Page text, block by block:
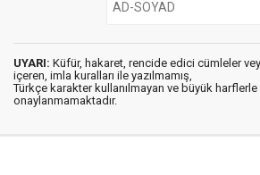
UYARI: Küfür, hakaret, rencide edici cümleler
içeren, imla kuralları ile yazılmamış,
Türkçe karakter kullanılmayan ve büyük harflerle
onaylanmamaktadır.